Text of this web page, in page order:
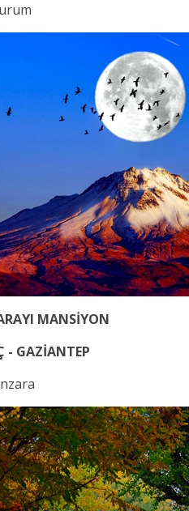
MANSİYON
- GAZİANTEP